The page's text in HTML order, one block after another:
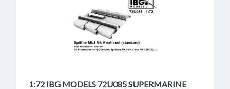
1:72 IBG MODELS 72U085 SUPERMARINE